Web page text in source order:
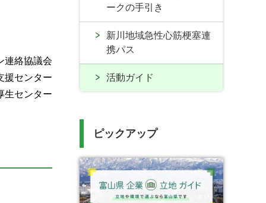
連絡協議会
援センター
生センター
ークの手引き
新川地域急性心筋梗塞連
携パス
活動ガイド
ピックアップ